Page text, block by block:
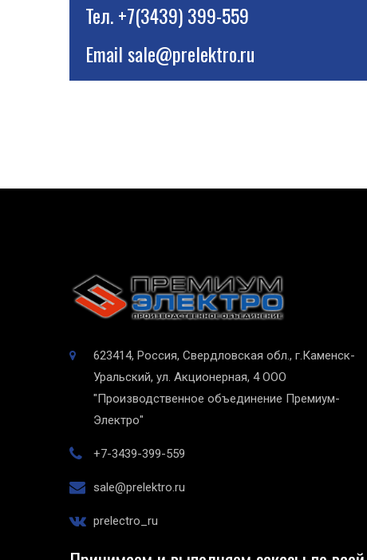
Тел.+7(3439) 399-559
Emailsale@prelektro.ru
623414, Россия, Свердловская обл., г.Каменск-
Уральский, ул. Акционерная, 4 ООО
"Производственное объединение Премиум-
Электро"
+7-3439-399-559
sale@prelektro.ru
prelectro_ru